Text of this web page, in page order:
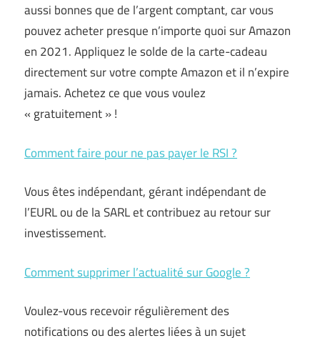
aussi bonnes que de l’argent comptant, car vous
pouvez acheter presque n’importe quoi sur Amazon
en 2021. Appliquez le solde de la carte-cadeau
directement sur votre compte Amazon et il n’expire
jamais. Achetez ce que vous voulez
« gratuitement » !
Comment faire pour ne pas payer le RSI ?
Vous êtes indépendant, gérant indépendant de
l’EURL ou de la SARL et contribuez au retour sur
investissement.
Comment supprimer l’actualité sur Google ?
Voulez-vous recevoir régulièrement des
notifications ou des alertes liées à un sujet